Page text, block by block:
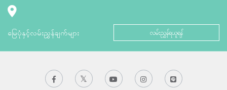
မြေပုံနှင့်လမ်းညွှန်ချက်များ လမ်းညွှန်ရယူရန်